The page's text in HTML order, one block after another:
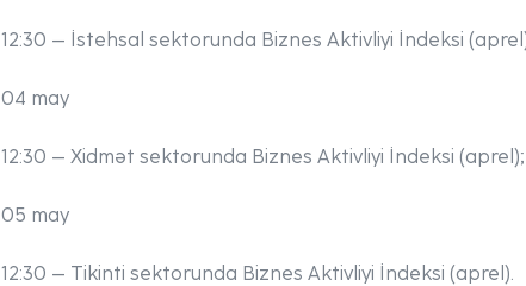
12:30 – İstehsal sektorunda Biznes Aktivliyi İndeksi
04 may
12:30 – Xidmət sektorunda Biznes Aktivliyi İndeksi (aprel);
05 may
12:30 – Tikinti sektorunda Biznes Aktivliyi İndeksi (aprel).